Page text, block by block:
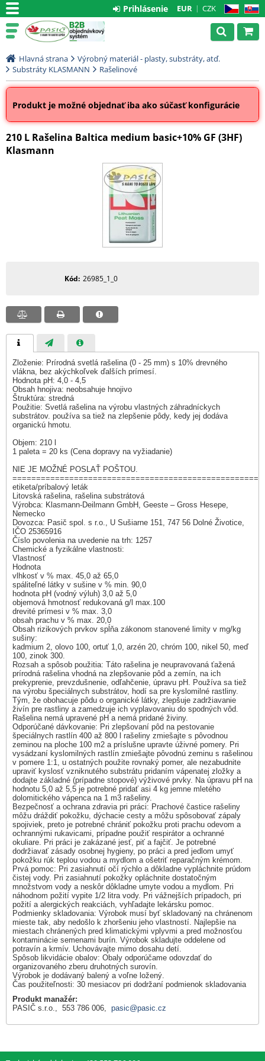
CZ SK
EUR CZK
Prihlásenie
Hlavná strana
Výrobný materiál - plasty, substráty, atď.
Substráty KLASMANN
Rašelinové
Produkt je možné objednať iba ako súčasť konfigurácie
210 L Rašelina Baltica medium basic+10% GF (3HF)
Klasmann
Kód 26985_1_0
Zloženie: Prírodná svetlá rašelina (0 - 25 mm) s 10% drevného
vlákna, bez akýchkoľvek ďalších prímesí.
Hodnota pH: 4,0 - 4,5
Obsah hnojiva: neobsahuje hnojivo
Štruktúra: stredná
Použitie: Svetlá rašelina na výrobu vlastných záhradníckych
substrátov. používa sa tiež na zlepšenie pôdy, kedy jej dodáva
organickú hmotu.
Objem: 210 l
1 paleta = 20 ks (Cena dopravy na vyžiadanie)
NIE JE MOŽNÉ POSLAŤ POŠTOU.
====================================================
etiketa/príbalový leták
Litovská rašelina, rašelina substrátová
Výrobca: Klasmann-Deilmann GmbH, Geeste – Gross Hesepe,
Nemecko
Dovozca: Pasič spol. s r.o., U Sušiarne 151, 747 56 Dolné Životice,
IČO 25365916
Číslo povolenia na uvedenie na trh: 1257
Chemické a fyzikálne vlastnosti:
Vlastnosť
Hodnota
vlhkosť v % max. 45,0 až 65,0
spáliteľné látky v sušine v % min. 90,0
hodnota pH (vodný výluh) 3,0 až 5,0
objemová hmotnosť redukovaná g/l max.100
drevité prímesi v % max. 3,0
obsah prachu v % max. 20,0
Obsah rizikových prvkov spĺňa zákonom stanovené limity v mg/kg
sušiny:
kadmium 2, olovo 100, ortuť 1,0, arzén 20, chróm 100, nikel 50, meď
100, zinok 300.
Rozsah a spôsob použitia: Táto rašelina je neupravovaná ťažená
prírodná rašelina vhodná na zlepšovanie pôd a zemín, na ich
prekyprenie, prevzdušnenie, odľahčenie, úpravu pH. Používa sa tiež
na výrobu špeciálnych substrátov, hodí sa pre kyslomilné rastliny.
Tým, že obohacuje pôdu o organické látky, zlepšuje zadržiavanie
živín pre rastliny a zamedzuje ich vyplavovaniu do spodných vôd.
Rašelina nemá upravené pH a nemá pridané živiny.
Odporúčané dávkovanie: Pri zlepšovaní pôd na pestovanie
špeciálnych rastlín 400 až 800 l rašeliny zmiešajte s pôvodnou
zeminou na ploche 100 m2 a príslušne upravte úživné pomery. Pri
vysádzaní kyslomilných rastlín zmiešajte pôvodnú zeminu s rašelinou
v pomere 1:1, u ostatných použite rovnaký pomer, ale nezabudnite
upraviť kyslosť vzniknutého substrátu pridaním vápenatej zložky a
dodajte základné (prípadne stopové) výživové prvky. Na úpravu pH na
hodnotu 5,0 až 5,5 je potrebné pridať asi 4 kg jemne mletého
dolomitického vápenca na 1 m3 rašeliny.
Bezpečnosť a ochrana zdravia pri práci: Prachové častice rašeliny
môžu dráždiť pokožku, dýchacie cesty a môžu spôsobovať zápaly
spojiviek, preto je potrebné chrániť pokožku proti prachu odevom a
ochrannými rukavicami, prípadne použiť respirátor a ochranné
okuliare. Pri práci je zakázané jesť, piť a fajčiť. Je potrebné
dodržiavať zásady osobnej hygieny, po práci a pred jedlom umyť
pokožku rúk teplou vodou a mydlom a ošetriť reparačným krémom.
Prvá pomoc: Pri zasiahnutí očí rýchlo a dôkladne vypláchnite prúdom
čistej vody. Pri zasiahnutí pokožky opláchnite dostatočným
množstvom vody a neskôr dôkladne umyte vodou a mydlom. Pri
náhodnom požití vypite 1/2 litra vody. Pri vážnejších prípadoch, pri
požití a alergických reakciách, vyhľadajte lekársku pomoc.
Podmienky skladovania: Výrobok musí byť skladovaný na chránenom
mieste tak, aby nedošlo k zhoršeniu jeho vlastností. Najlepšie na
miestach chránených pred klimatickými vplyvmi a pred možnosťou
kontaminácie semenami burín. Výrobok skladujte oddelene od
potravín a krmív. Uchovávajte mimo dosahu detí.
Spôsob likvidácie obalov: Obaly odporúčame odovzdať do
organizovaného zberu druhotných surovín.
Výrobok je dodávaný balený a voľne ložený.
Čas použiteľnosti: 30 mesiacov pri dodržaní podmienok skladovania
Produkt manažér:
PASIČ s.r.o., 553 786 006, pasic@pasic.cz